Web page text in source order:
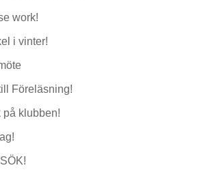
work!
i vinter!
Föreläsning!
på klubben!